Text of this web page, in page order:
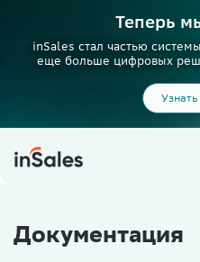
Теперь
inSales стал частью
еще больше цифровых
Документация